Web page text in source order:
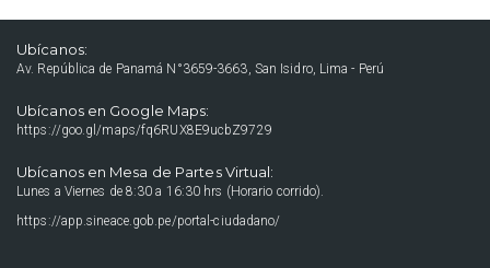
Ubícanos:
Av. República de Panamá N°3659-3663, San Isidro, Lima - Perú
Ubícanos en Google Maps:
https://goo.gl/maps/fq6RUX8E9ucbZ9729
Ubícanos en Mesa de Partes Virtual:
Lunes a Viernes de 8:30 a 16:30 hrs (Horario corrido).
https://app.sineace.gob.pe/portal-ciudadano/